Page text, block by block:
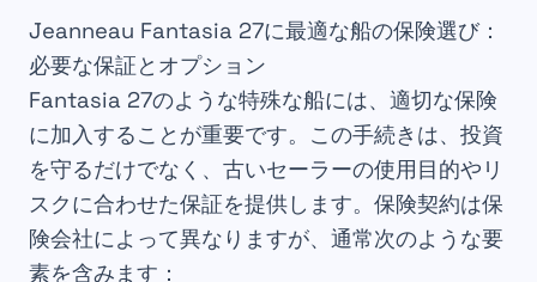
Jeanneau Fantasia 27に最適な船の保険選び：
必要な保証とオプション
Fantasia 27のような特殊な船には、適切な保険
に加入することが重要です。この手続きは、投資
を守るだけでなく、古いセーラーの使用目的やリ
スクに合わせた保証を提供します。保険契約は保
険会社によって異なりますが、通常次のような要
素を含みます：